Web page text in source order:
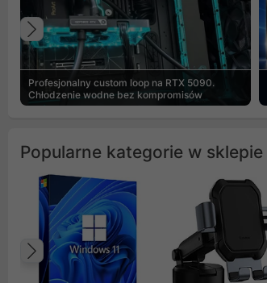
Profesjonalny custom loop na RTX 5090.
Chłodzenie wodne bez kompromisów
Poprzedni
Popularne kategorie w sklepie
Poprzedni